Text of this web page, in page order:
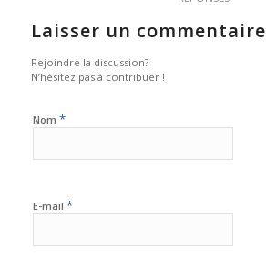
Laisser un commentaire
Rejoindre la discussion?
N’hésitez pas à contribuer !
Nom *
E-mail *